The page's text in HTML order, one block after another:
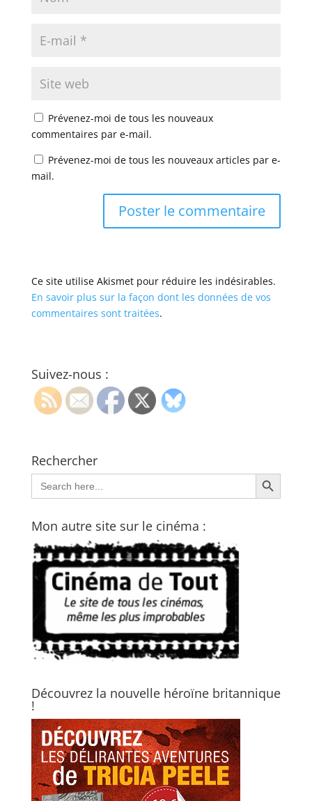
Prévenez-moi de tous les nouveaux
commentaires par e-mail.
Prévenez-moi de tous les nouveaux articles par e-
mail.
Ce site utilise Akismet pour réduire les indésirables.
En savoir plus sur la façon dont les données de vos
commentaires sont traitées.
Suivez-nous :
Rechercher
Search
for:
Search Button
Mon autre site sur le cinéma :
Découvrez la nouvelle héroïne britannique
!